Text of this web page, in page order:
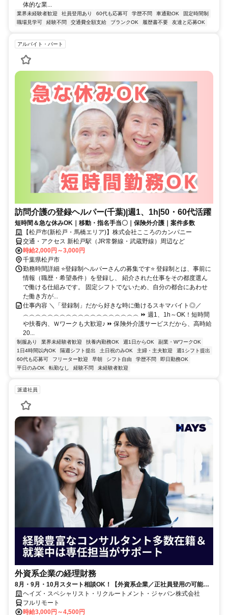
体的な業...
業界未経験者歓迎 社員登用あり 60代も応募可 学歴不問 車通勤OK
固定時間制
職場見学可
経験不問 交通費全額支給 ブランクOK 履歴書不要 友達と応募OK
アルバイト・パート
訪問介護の登録ヘルパー(千葉)|週1、1h|50・60代活躍
短時間＆急な休みOK｜移動・指名手当〇｜保険外介護｜案件多数
【松戸市(新松戸・馬橋エリア)】株式会社こころのカンパニー
交通・アクセス 新松戸駅（JR常磐線・武蔵野線）周辺など
時給2,000円～3,000円
千葉県松戸市
勤務時間詳細 ⭐登録制ヘルパーさんの募集です⭐ 登録制とは、事前に
情報（職歴・希望条件）を登録し、 紹介された仕事をその都度選ん
で働ける仕組みです。 固定シフトでないため、自分の都合にあわせ
た働き方が...
仕事内容 ＼「登録制」だから好きな時に働けるスキマバイト◎／
︵︵︵︵︵︵︵︵︵︵︵︵︵︵︵︵︵︵︵ ⏩ 週1、1h～OK！短時間
や扶養内、Ｗワークも大歓迎♪ ⏩ 保険外介護サービスだから、高時給
20...
制服あり 業界未経験者歓迎 扶養内勤務OK 週1日からOK
副業・WワークOK
1日4時間以内OK
隔週シフト提出 土日祝のみOK 主婦・主夫歓迎
週1シフト提出
60代も応募可
フリーター歓迎 早朝 シフト自由 学歴不問
即日勤務OK
平日のみOK
転勤なし 経験不問 未経験者歓迎
派遣社員
外資系企業の経理財務
8月・9月・10月スタート相談OK！【外資系企業／正社員登用の可能性
大／700万～800万／リモート勤務OK】経理財務
ヘイズ・スペシャリスト・リクルートメント・ジャパン株式会社
フルリモート
時給3,000円～4,500円